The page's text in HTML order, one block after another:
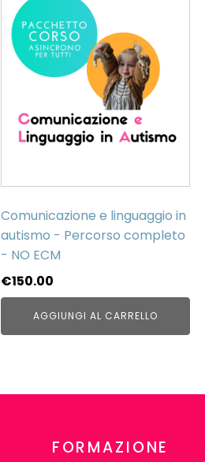
Comunicazione e linguaggio in
autismo - Percorso completo
- NO ECM
€150.00
AGGIUNGI AL CARRELLO
FORMAZIONE